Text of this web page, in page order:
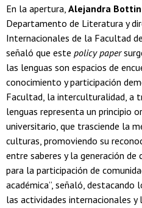
En la apertura, Alejandra
Departamento de Literatura y
Internacionales de la Facultad
señaló que este policy paper
las lenguas son espacios de
conocimiento y participación
Facultad, la interculturalidad, a
lenguas representa un principio
universitario, que trasciende la
culturas, promoviendo su
entre saberes y la generación
para la participación de
académica”, señaló, destacando
las actividades internacionales